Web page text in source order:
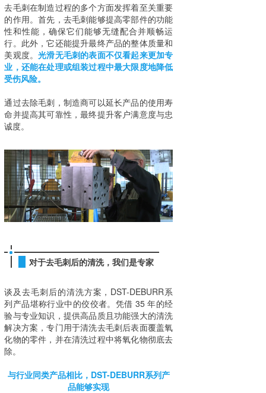
去毛刺在制造过程的多个方面发挥着至关重要
的作用。首先，去毛刺能够提高零部件的功能
性和性能，确保它们能够无缝配合并顺畅运
行。此外，它还能提升最终产品的整体质量和
美观度。光滑无毛刺的表面不仅看起来更加专
业，还能在处理或组装过程中最大限度地降低
受伤风险。
通过去除毛刺，制造商可以延长产品的使用寿
命并提高其可靠性，最终提升客户满意度与忠
诚度。
对于去毛刺后的清洗，我们是专家
谈及去毛刺后的清洗方案，DST-DEBURR系
列产品堪称行业中的佼佼者。凭借 35 年的经
验与专业知识，提供高品质且功能强大的清洗
解决方案，专门用于清洗去毛刺后表面覆盖氧
化物的零件，并在清洗过程中将氧化物彻底去
除。
与行业同类产品相比，DST-DEBURR系列产
品能够实现